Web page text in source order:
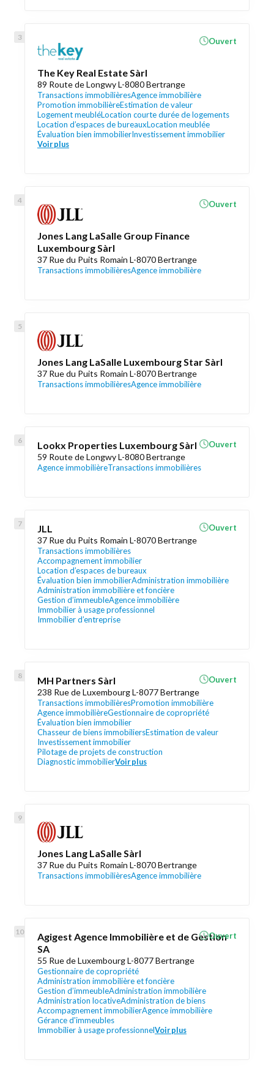
The Key Real Estate Sàrl
89 Route de Longwy L-8080 Bertrange
Transactions immobilièresAgence immobilière
Promotion immobilièreEstimation de valeur
Logement meubléLocation courte durée de logements
Location d’espaces de bureauxLocation meublée
Évaluation bien immobilierInvestissement immobilier
Voir plus
Ouvert
Jones Lang LaSalle Group Finance
Luxembourg Sàrl
37 Rue du Puits Romain L-8070 Bertrange
Transactions immobilièresAgence immobilière
Ouvert
Jones Lang LaSalle Luxembourg Star Sàrl
37 Rue du Puits Romain L-8070 Bertrange
Transactions immobilièresAgence immobilière
Lookx Properties Luxembourg Sàrl
59 Route de Longwy L-8080 Bertrange
Agence immobilièreTransactions immobilières
Ouvert
JLL
37 Rue du Puits Romain L-8070 Bertrange
Transactions immobilières
Accompagnement immobilier
Location d’espaces de bureaux
Évaluation bien immobilierAdministration immobilière
Administration immobilière et foncière
Gestion d’immeubleAgence immobilière
Immobilier à usage professionnel
Immobilier d’entreprise
Ouvert
MH Partners Sàrl
238 Rue de Luxembourg L-8077 Bertrange
Transactions immobilièresPromotion immobilière
Agence immobilièreGestionnaire de copropriété
Évaluation bien immobilier
Chasseur de biens immobiliersEstimation de valeur
Investissement immobilier
Pilotage de projets de construction
Diagnostic immobilierVoir plus
Ouvert
Jones Lang LaSalle Sàrl
37 Rue du Puits Romain L-8070 Bertrange
Transactions immobilièresAgence immobilière
Agigest Agence Immobilière et de Gestion
SA
55 Rue de Luxembourg L-8077 Bertrange
Gestionnaire de copropriété
Administration immobilière et foncière
Gestion d’immeubleAdministration immobilière
Administration locativeAdministration de biens
Accompagnement immobilierAgence immobilière
Gérance d'immeubles
Immobilier à usage professionnelVoir plus
Ouvert